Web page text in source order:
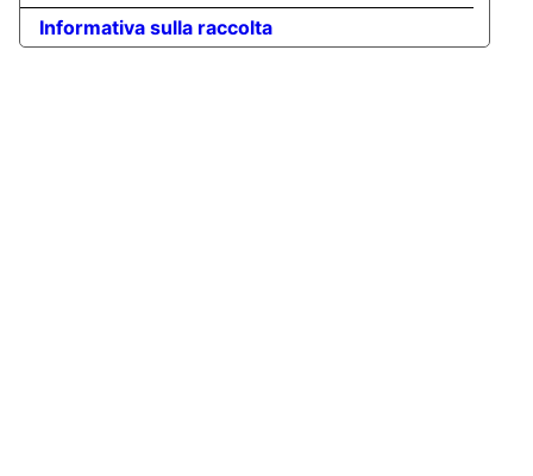
Informativa sulla raccolta